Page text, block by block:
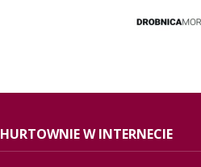
HURTOWNIE W INTERNECIE